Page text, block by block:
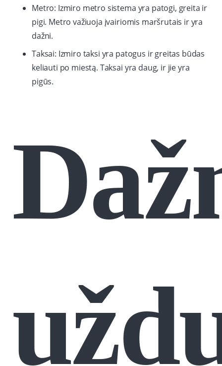
Metro: Izmiro metro sistema yra patogi, greita ir
pigi. Metro važiuoja įvairiomis maršrutais ir yra
dažni.
Taksai: Izmiro taksi yra patogus ir greitas būdas
keliauti po miestą. Taksai yra daug, ir jie yra
pigūs.